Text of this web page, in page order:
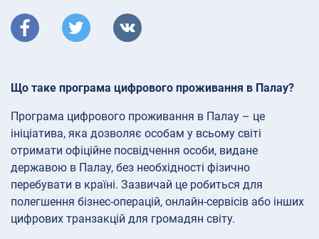
Що таке програма цифрового проживання в Палау?
Програма цифрового проживання в Палау – це
ініціатива, яка дозволяє особам у всьому світі
отримати офіційне посвідчення особи, видане
державою в Палау, без необхідності фізично
перебувати в країні. Зазвичай це робиться для
полегшення бізнес-операцій, онлайн-сервісів або інших
цифрових транзакцій для громадян світу.